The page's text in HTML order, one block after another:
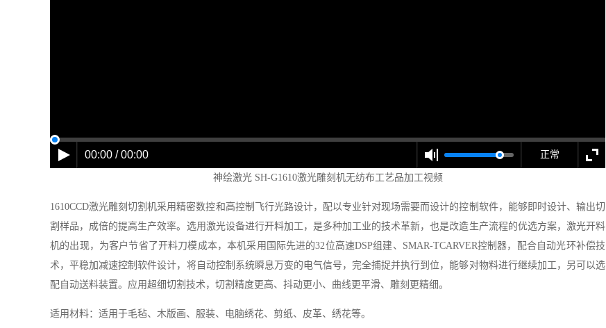
00:00 / 00:00 正常
神绘激光 SH-G1610激光雕刻机无纺布工艺品加工视频
1610CCD激光雕刻切割机采用精密数控和高控制飞行光路设计，配以专业针对现场需要而设计的控制软件，能够即时设计、输出切
割样品，成倍的提高生产效率。选用激光设备进行开料加工，是多种加工业的技术革新，也是改造生产流程的优选方案，激光开料
机的出现，为客户节省了开料刀模成本，本机采用国际先进的32位高速DSP组建、SMAR-TCARVER控制器，配合自动光环补偿技
术，平稳加减速控制软件设计，将自动控制系统瞬息万变的电气信号，完全捕捉并执行到位，能够对物料进行继续加工，另可以选
配自动送料装置。应用超细切割技术，切割精度更高、抖动更小、曲线更平滑、雕刻更精细。
适用材料：适用于毛毡、木版画、服装、电脑绣花、剪纸、皮革、绣花等。